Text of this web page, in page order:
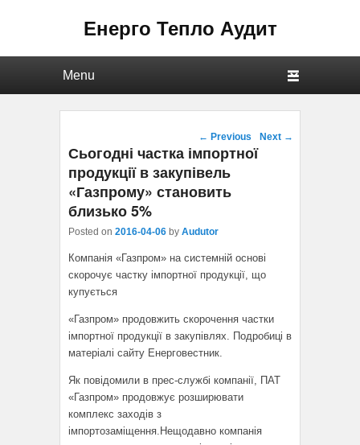
Енерго Тепло Аудит
Post navigation
← Previous Next →
Сьогодні частка імпортної
продукції в закупівель
«Газпрому» становить
близько 5%
Posted on 2016-04-06 by Audutor
Компанія «Газпром» на системній основі
скорочує частку імпортної продукції, що
купується
«Газпром» продовжить скорочення частки
імпортної продукції в закупівлях. Подробиці в
матеріалі сайту Енерговестник.
Як повідомили в прес-службі компанії, ПАТ
«Газпром» продовжує розширювати
комплекс заходів з
імпортозаміщення.Нещодавно компанія